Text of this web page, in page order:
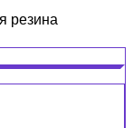
резина